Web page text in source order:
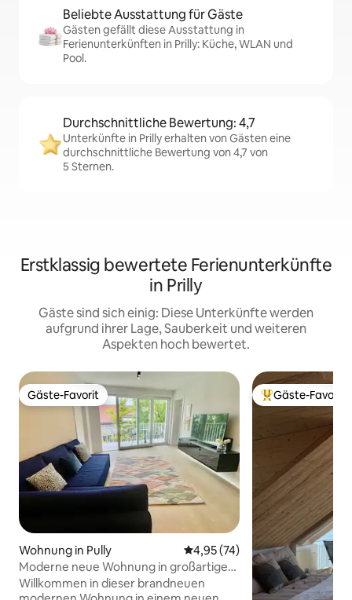
Beliebte Ausstattung für Gäste
Gästen gefällt diese Ausstattung in
Ferienunterkünften in Prilly: Küche, WLAN und
Pool.
Durchschnittliche Bewertung: 4,7
Unterkünfte in Prilly erhalten von Gästen eine
durchschnittliche Bewertung von 4,7 von
5 Sternen.
Erstklassig bewertete Ferienunterkünfte
in Prilly
Gäste sind sich einig: Diese Unterkünfte werden
aufgrund ihrer Lage, Sauberkeit und weiteren
Aspekten hoch bewertet.
Gäste-Favorit
Gäste-Favorit
Wohnung in Pully Durchschnittliche Bewertung:
4,95 (74)
Moderne neue Wohnung in großartiger
Lage
Willkommen in dieser brandneuen
Beliebter Gäste-
Gäste-Favorit